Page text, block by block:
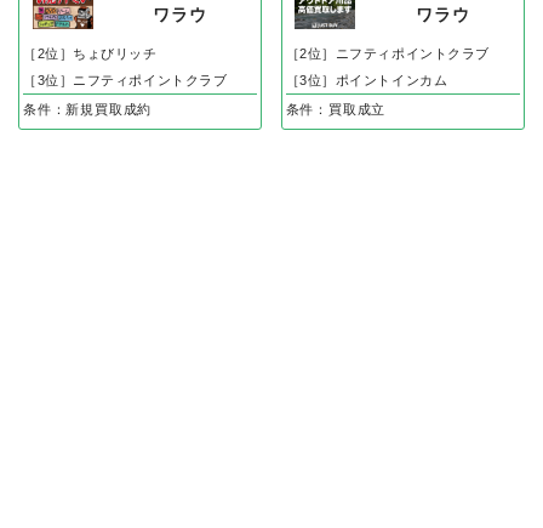
ワラウ
［2位］ちょびリッチ
［3位］ニフティポイントクラブ
条件：新規買取成約
ワラウ
［2位］ニフティポイントクラブ
［3位］ポイントインカム
条件：買取成立